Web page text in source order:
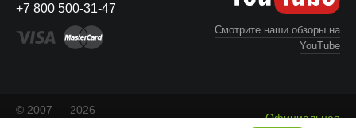
+7 800 500-31-47
Смотрите наши обзоры на
YouTube
© 2007 — 2026
Официальная